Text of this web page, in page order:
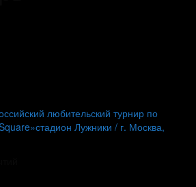
любительский турнир по
стадион Лужники / г. Москва,